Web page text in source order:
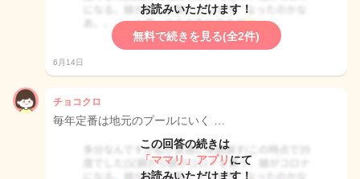
お読みいただけます！
無料で続きを見る(全2件)
6月14日
チョコクロ
毎年定番は地元のプールにいく …
この回答の続きは
「ママリ」アプリ にて
お読みいただけます！